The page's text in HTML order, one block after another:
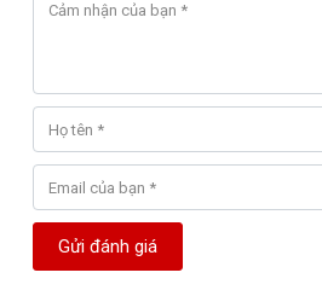
Gửi đánh giá